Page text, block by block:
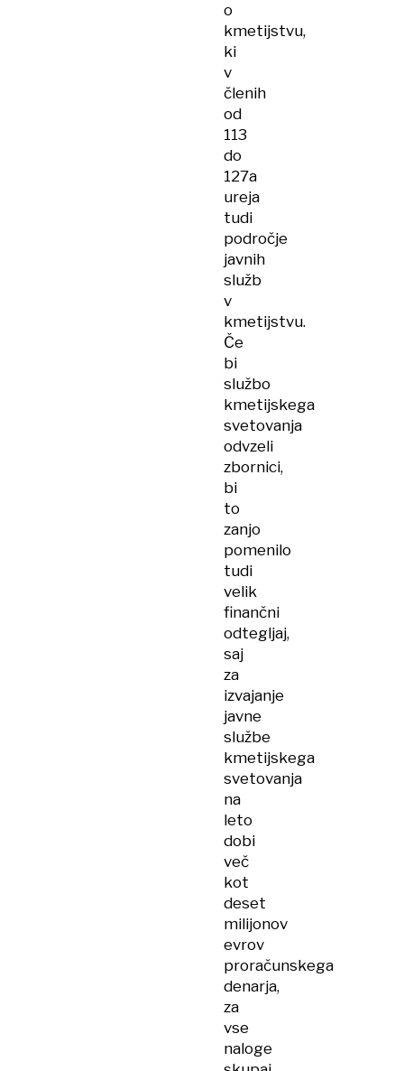
o
kmetijstvu,
ki
v
členih
od
113
do
127a
ureja
tudi
področje
javnih
služb
v
kmetijstvu.
Če
bi
službo
kmetijskega
svetovanja
odvzeli
zbornici,
bi
to
zanjo
pomenilo
tudi
velik
finančni
odtegljaj,
saj
za
izvajanje
javne
službe
kmetijskega
svetovanja
na
leto
dobi
več
kot
deset
milijonov
evrov
proračunskega
denarja,
za
vse
naloge